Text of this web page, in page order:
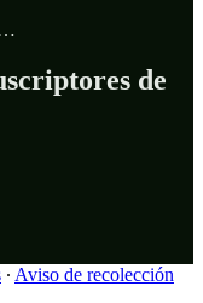
de
∙ Aviso de recolección